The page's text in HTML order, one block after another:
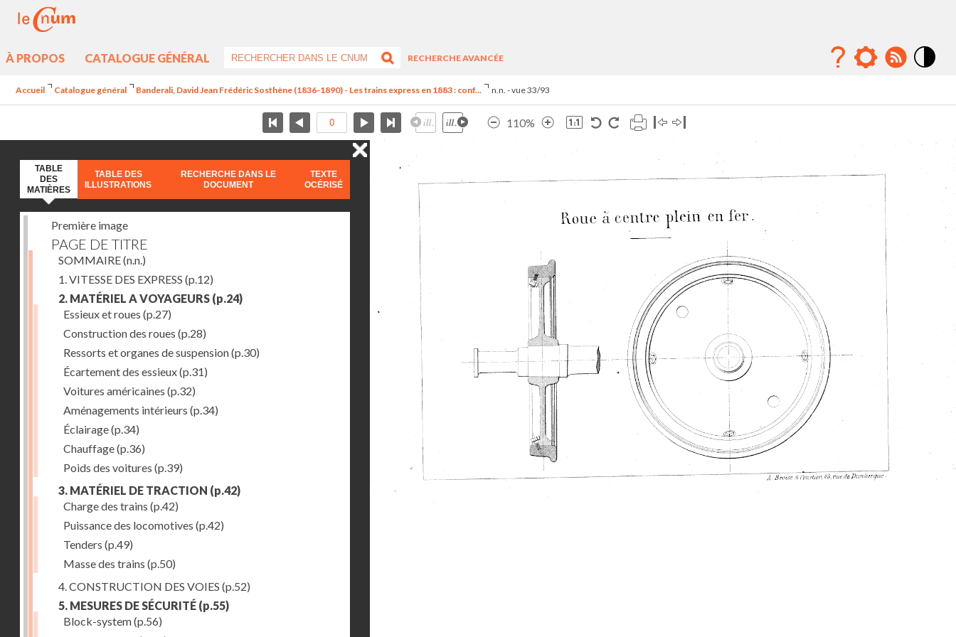
À PROPOS CATALOGUE GÉNÉRAL
RECHERCHE AVANCÉE
Accueil Catalogue général Banderali, David Jean Frédéric Sosthène (1836-1890) - Les trains express en 1883 : conf... n.n. - vue 33/93
110%
TABLE
DES
MATIÈRES
TABLE DES
ILLUSTRATIONS
RECHERCHE DANS LE
DOCUMENT
TEXTE
OCÉRISÉ
Première image
PAGE DE TITRE
SOMMAIRE(n.n.)
1. VITESSE DES EXPRESS (p.12)
2. MATÉRIEL A VOYAGEURS (p.24)
Essieux et roues (p.27)
Construction des roues (p.28)
Ressorts et organes de suspension(p.30)
Écartement des essieux(p.31)
Voitures américaines (p.32)
Aménagements intérieurs (p.34)
Éclairage(p.34)
Chauffage(p.36)
Poids des voitures (p.39)
3. MATÉRIEL DE TRACTION (p.42)
Charge des trains (p.42)
Puissance des locomotives (p.42)
Tenders (p.49)
Masse des trains (p.50)
4. CONSTRUCTION DES VOIES (p.52)
5. MESURES DE SÉCURITÉ (p.55)
Block-system(p.56)